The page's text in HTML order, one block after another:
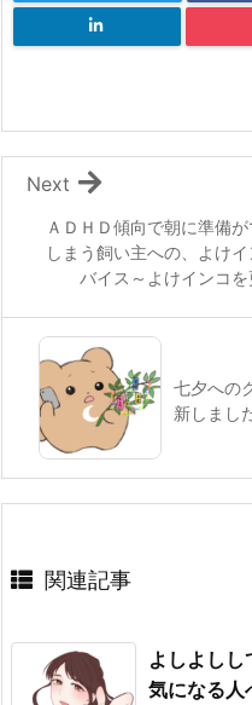
ＡＤＨＤ傾向で朝に準備
しまう飼い主への、よけ
バイス～よけインコを
Next
七夕への
新しまし
関連記事
よしよし
気になる人